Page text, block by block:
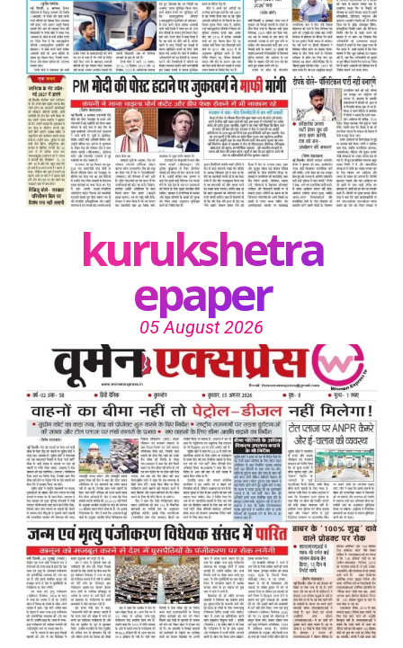
kurukshetra
epaper
05 August 2026